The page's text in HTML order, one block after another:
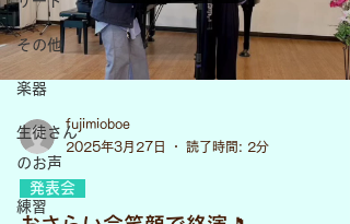
その他
楽器
生徒さん
のお声
練習
fujimioboe
2025年3月27日
読了時間: 2分
発表会